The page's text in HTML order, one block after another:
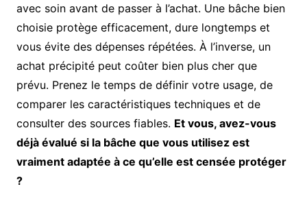
avec soin avant de passer à l’achat. Une bâche bien
choisie protège efficacement, dure longtemps et
vous évite des dépenses répétées. À l’inverse, un
achat précipité peut coûter bien plus cher que
prévu. Prenez le temps de définir votre usage, de
comparer les caractéristiques techniques et de
consulter des sources fiables. Et vous, avez-vous
déjà évalué si la bâche que vous utilisez est
vraiment adaptée à ce qu’elle est censée protéger
?